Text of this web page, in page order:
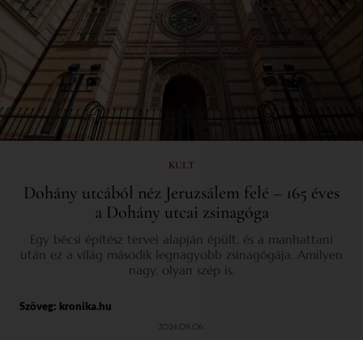
KULT
Dohány utcából néz Jeruzsálem felé – 165 éves
a Dohány utcai zsinagóga
Egy bécsi építész tervei alapján épült, és a manhattani
után ez a világ második legnagyobb zsinagógája. Amilyen
nagy, olyan szép is.
Szöveg: kronika.hu
2024.09.06.